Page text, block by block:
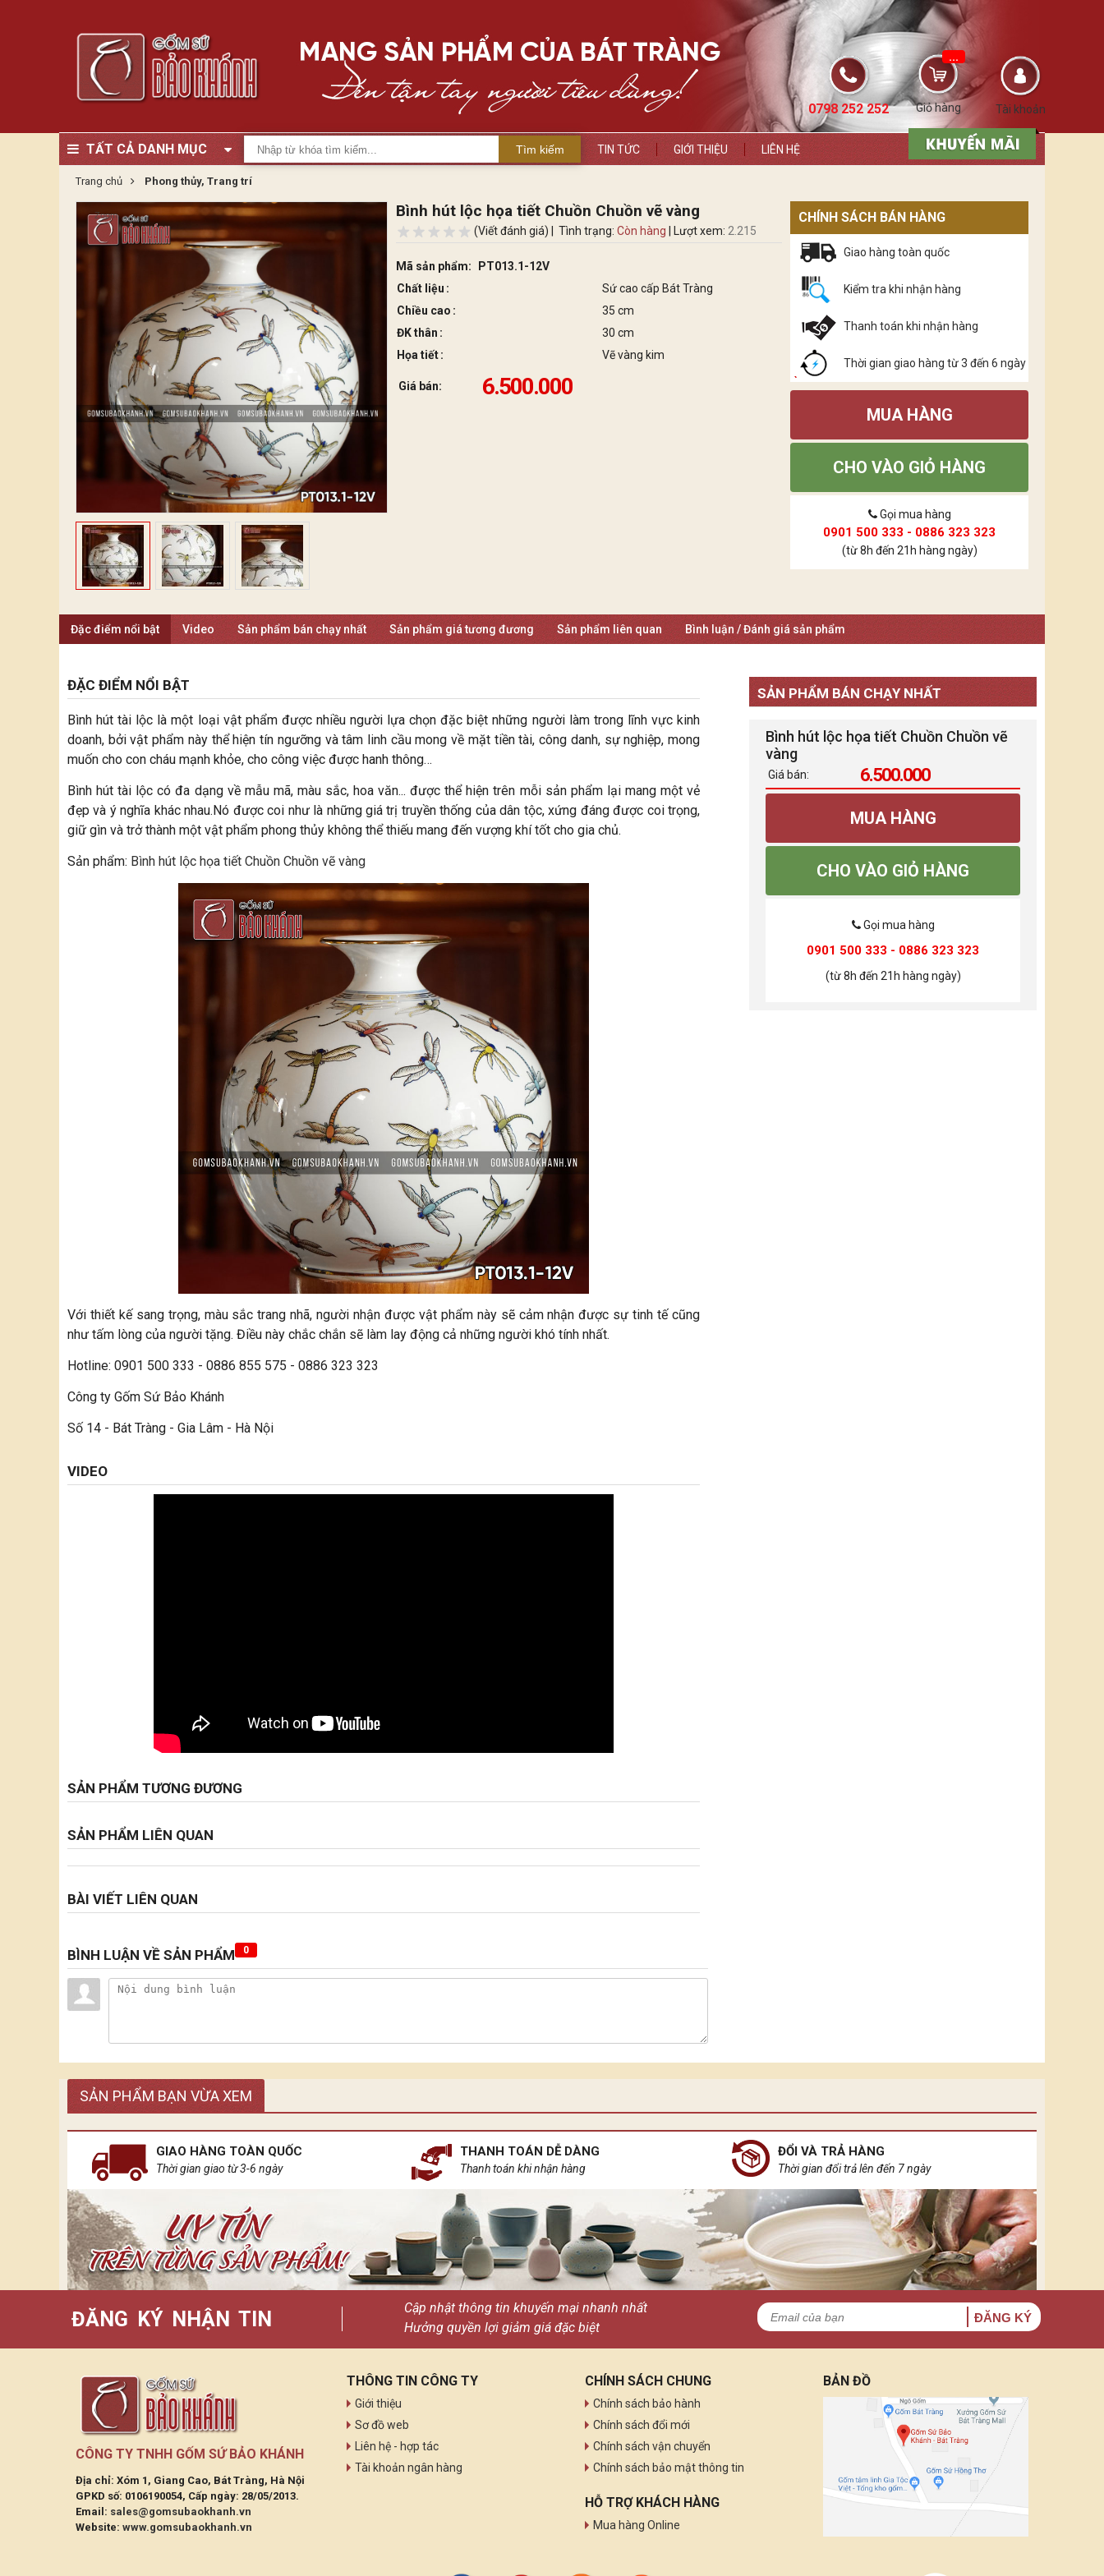
Tài khoản
Giỏ hàng
...
0798 252 252
TẤT CẢ DANH MỤC Tìm kiếm TIN TỨC GIỚI THIỆU LIÊN HỆ
Trang chủ Phong thủy, Trang trí
Zoom Bình hút lộc họa tiết Chuồn Chuồn vẽ vàng
(Viết đánh giá) | Tình trạng: Còn hàng | Lượt xem: 2.215
Mã sản phẩm:
PT013.1-12V
Chất liệu
Sứ cao cấp Bát Tràng
Chiều cao
35 cm
ĐK thân
30 cm
Họa tiết
Vẽ vàng kim
Giá bán: 6.500.000
CHÍNH SÁCH BÁN HÀNG
Giao hàng toàn quốc
Kiểm tra khi nhận hàng
Thanh toán khi nhận hàng
Thời gian giao hàng từ 3 đến 6 ngày
MUA HÀNG
CHO VÀO GIỎ HÀNG
Gọi mua hàng
0901 500 333 - 0886 323 323
(từ 8h đến 21h hàng ngày)
Đặc điểm nổi bật Video Sản phẩm bán chạy nhất Sản phẩm giá tương đương Sản phẩm liên quan Bình luận / Đánh giá sản phẩm
ĐẶC ĐIỂM NỔI BẬT
Bình hút tài lộc là một loại vật phẩm được nhiều người lựa chọn đặc biệt những người làm trong lĩnh vực kinh
doanh, bởi vật phẩm này thể hiện tín ngưỡng và tâm linh cầu mong về mặt tiền tài, công danh, sự nghiệp, mong
muốn cho con cháu mạnh khỏe, cho công việc được hanh thông…
Bình hút tài lộc có đa dạng về mẫu mã, màu sắc, hoa văn... được thể hiện trên mỗi sản phẩm lại mang một vẻ
đẹp và ý nghĩa khác nhau.Nó được coi như là những giá trị truyền thống của dân tộc, xứng đáng được coi trọng,
giữ gìn và trở thành một vật phẩm phong thủy không thể thiếu mang đến vượng khí tốt cho gia chủ.
Sản phẩm: Bình hút lộc họa tiết Chuồn Chuồn vẽ vàng
Với thiết kế sang trọng, màu sắc trang nhã, người nhận được vật phẩm này sẽ cảm nhận được sự tinh tế cũng
như tấm lòng của người tặng. Điều này chắc chắn sẽ làm lay động cả những người khó tính nhất.
Hotline: 0901 500 333 - 0886 855 575 - 0886 323 323
Công ty Gốm Sứ Bảo Khánh
Số 14 - Bát Tràng - Gia Lâm - Hà Nội
VIDEO
SẢN PHẨM TƯƠNG ĐƯƠNG
SẢN PHẨM LIÊN QUAN
BÀI VIẾT LIÊN QUAN
SẢN PHẨM BÁN CHẠY NHẤT
Bình hút lộc họa tiết Chuồn Chuồn vẽ
vàng
Giá bán: 6.500.000
MUA HÀNG
CHO VÀO GIỎ HÀNG
Gọi mua hàng
0901 500 333 - 0886 323 323
(từ 8h đến 21h hàng ngày)
BÌNH LUẬN VỀ SẢN PHẨM 0
SẢN PHẨM BẠN VỪA XEM
GIAO HÀNG TOÀN QUỐC
Thời gian giao từ 3-6 ngày
THANH TOÁN DỄ DÀNG
Thanh toán khi nhận hàng
ĐỔI VÀ TRẢ HÀNG
Thời gian đổi trả lên đến 7 ngày
ĐĂNG KÝ NHẬN TIN
Cập nhật thông tin khuyến mại nhanh nhất
Hưởng quyền lợi giảm giá đặc biệt
ĐĂNG KÝ
CÔNG TY TNHH GỐM SỨ BẢO KHÁNH
Địa chỉ: Xóm 1, Giang Cao, Bát Tràng, Hà Nội
GPKD số: 0106190054, Cấp ngày: 28/05/2013.
Email: sales@gomsubaokhanh.vn
Website: www.gomsubaokhanh.vn
THÔNG TIN CÔNG TY
Giới thiệu
Sơ đồ web
Liên hệ - hợp tác
Tài khoản ngân hàng
CHÍNH SÁCH CHUNG
Chính sách bảo hành
Chính sách đổi mới
Chính sách vận chuyển
Chính sách bảo mật thông tin
HỖ TRỢ KHÁCH HÀNG
Mua hàng Online
BẢN ĐỒ